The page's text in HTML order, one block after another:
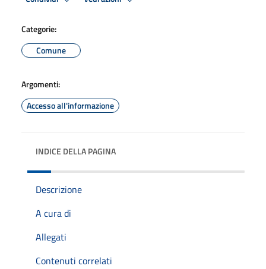
Categorie:
Comune
Argomenti:
Accesso all'informazione
INDICE DELLA PAGINA
Descrizione
A cura di
Allegati
Contenuti correlati